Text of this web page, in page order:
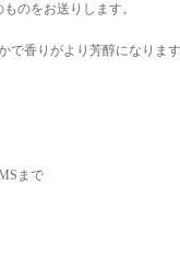
のをお送りします。
で香りがより芳醇になりま
まで